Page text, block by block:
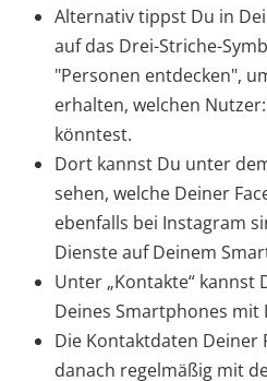
Alternativ tippst Du in
auf das Drei-Striche-
"Personen entdecken",
erhalten, welchen
könntest.
Dort kannst Du unter
sehen, welche Deiner
ebenfalls bei Instagram
Dienste auf Deinem
Unter „Kontakte“ kannst
Deines Smartphones
Die Kontaktdaten Deiner
danach regelmäßig mit